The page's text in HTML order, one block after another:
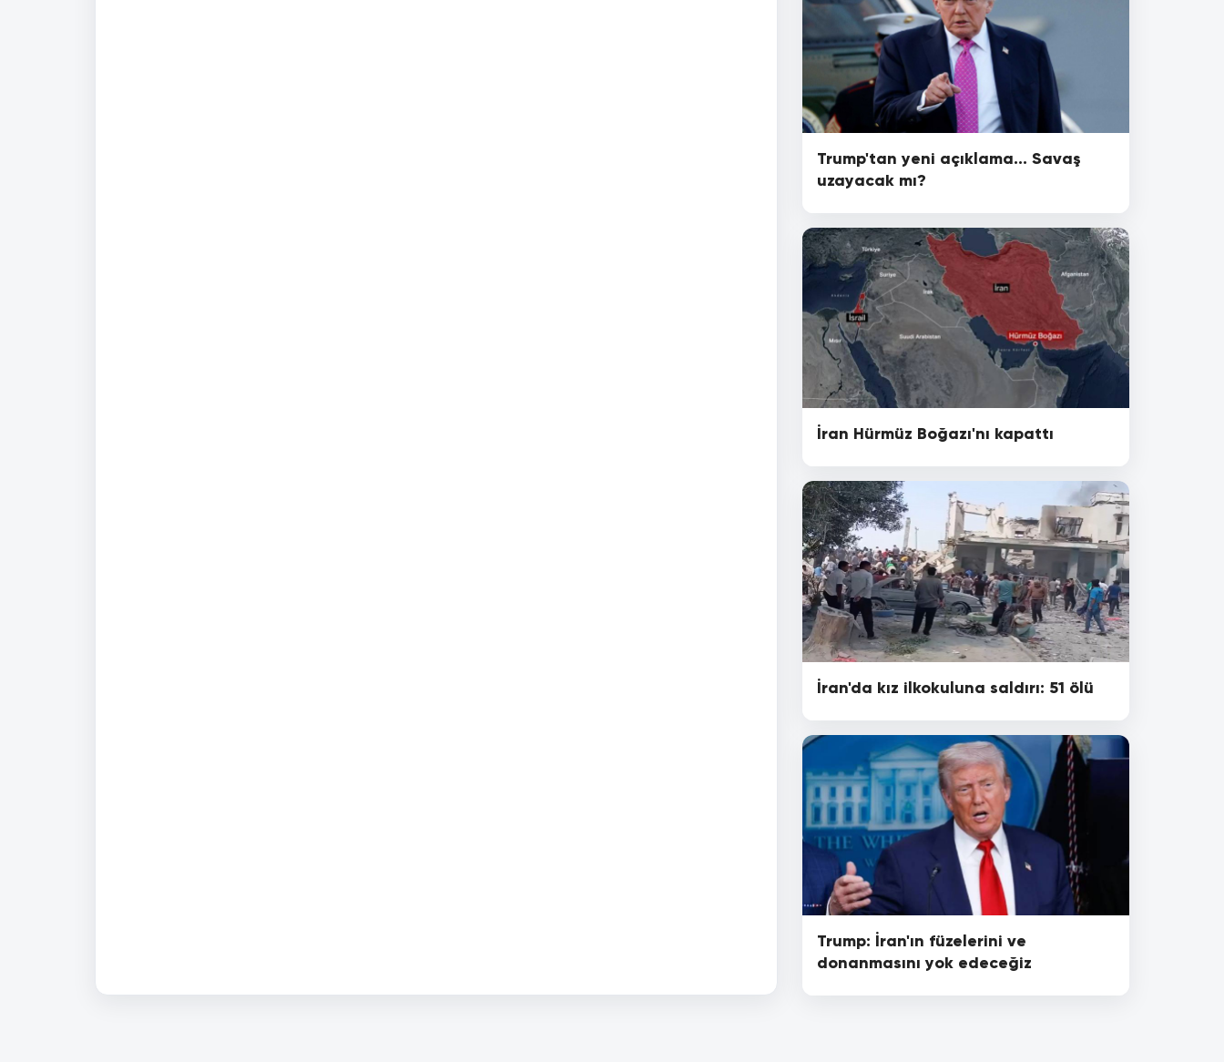
Trump'tan yeni açıklama... Savaş
uzayacak mı?
İran Hürmüz Boğazı'nı kapattı
İran'da kız ilkokuluna saldırı: 51 ölü
Trump: İran'ın füzelerini ve
donanmasını yok edeceğiz